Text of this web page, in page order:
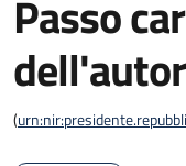
Passo
(